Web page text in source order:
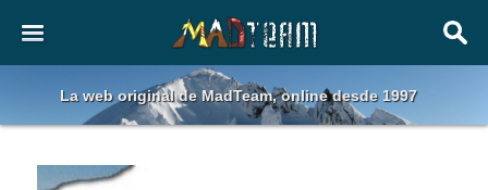
La web original de MadTeam, online desde 1997